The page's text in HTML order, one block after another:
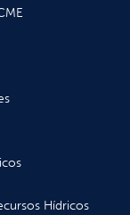
Hídricos